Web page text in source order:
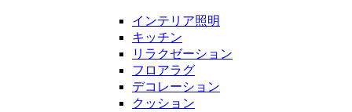
インテリア照明
キッチン
リラクゼーション
フロアラグ
デコレーション
クッション